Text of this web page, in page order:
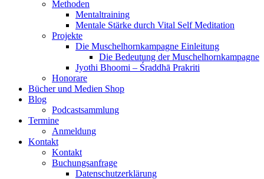
Methoden
Mentaltraining
Mentale Stärke durch Vital Self Meditation
Projekte
Die Muschelhornkampagne Einleitung
Die Bedeutung der Muschelhornkampagne
Jyothi Bhoomi – Śraddhā Prakriti
Honorare
Bücher und Medien Shop
Blog
Podcastsammlung
Termine
Anmeldung
Kontakt
Kontakt
Buchungsanfrage
Datenschutzerklärung